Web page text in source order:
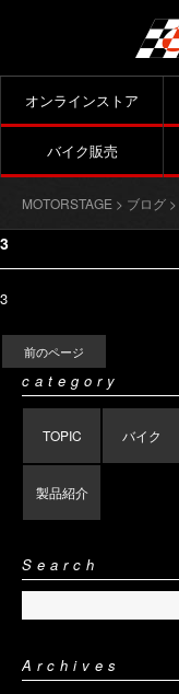
オンラインストア
バイク販売
MOTORSTAGE > ブログ >
3
3
前のページ
category
TOPIC バイク
製品紹介
Search
Archives